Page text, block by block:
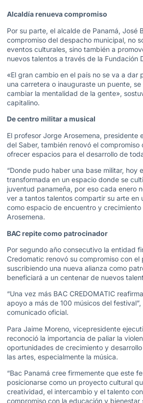
Alcaldía renueva compromiso
Por su parte, el alcalde de Panamá, José
compromiso del despacho municipal, no
eventos culturales, sino también a
nuevos talentos a través de la Fundación
«El gran cambio en el país no se va a dar
una carretera o inauguraste un puente,
cambiar la mentalidad de la gente»,
capitalino.
De centro militar a musical
El profesor Jorge Arosemena, presidente
del Saber, también renovó el compromiso
ofrecer espacios para el desarrollo de
“Donde pudo haber una base militar, hoy
transformada en un espacio donde se
juventud panameña, por eso cada enero
ver a tantos talentos compartir su arte en
como espacio de encuentro y crecimiento
Arosemena.
BAC repite como patrocinador
Por segundo año consecutivo la entidad
Credomatic renovó su compromiso con el
suscribiendo una nueva alianza como
beneficiará a un centenar de nuevos
“Una vez más BAC CREDOMATIC
apoyo a más de 100 músicos del festival”,
comunicado oficial.
Para Jaime Moreno, vicepresidente
reconoció la importancia de paliar la
oportunidades de crecimiento y
las artes, especialmente la música.
“Bac Panamá cree firmemente que este
posicionarse como un proyecto cultural
creatividad, el intercambio y el talento
compromiso con la educación y bienestar